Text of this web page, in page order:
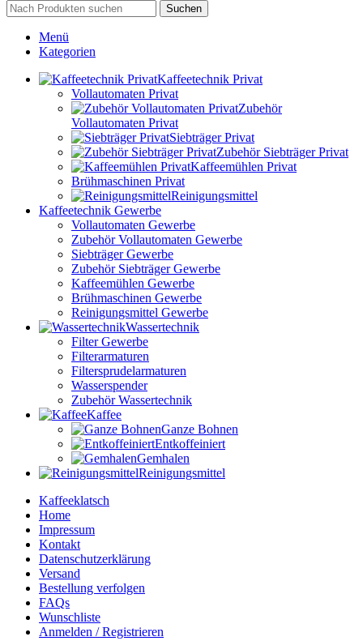
Suchen
Menü
Kategorien
Kaffeetechnik Privat
Vollautomaten Privat
Zubehör
Vollautomaten Privat
Siebträger Privat
Zubehör Siebträger Privat
Kaffeemühlen Privat
Brühmaschinen Privat
Reinigungsmittel
Kaffeetechnik Gewerbe
Vollautomaten Gewerbe
Zubehör Vollautomaten Gewerbe
Siebträger Gewerbe
Zubehör Siebträger Gewerbe
Kaffeemühlen Gewerbe
Brühmaschinen Gewerbe
Reinigungsmittel Gewerbe
Wassertechnik
Filter Gewerbe
Filterarmaturen
Filtersprudelarmaturen
Wasserspender
Zubehör Wassertechnik
Kaffee
Ganze Bohnen
Entkoffeiniert
Gemhalen
Reinigungsmittel
Kaffeeklatsch
Home
Impressum
Kontakt
Datenschutzerklärung
Versand
Bestellung verfolgen
FAQs
Wunschliste
Anmelden / Registrieren